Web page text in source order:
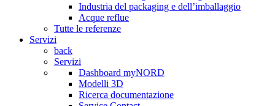
Industria del packaging e dell’imballaggio
Acque reflue
Tutte le referenze
Servizi
back
Servizi
Dashboard myNORD
Modelli 3D
Ricerca documentazione